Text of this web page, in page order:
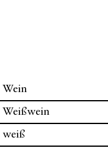
Wein
Weißwein
weiß